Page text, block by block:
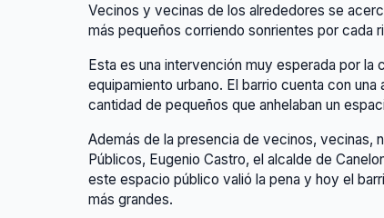
Vecinos y vecinas de los alrededores se
más pequeños corriendo sonrientes por cada
Esta es una intervención muy esperada por
equipamiento urbano. El barrio cuenta con
cantidad de pequeños que anhelaban un
Además de la presencia de vecinos, vecinas,
Públicos, Eugenio Castro, el alcalde de
este espacio público valió la pena y hoy el
más grandes.